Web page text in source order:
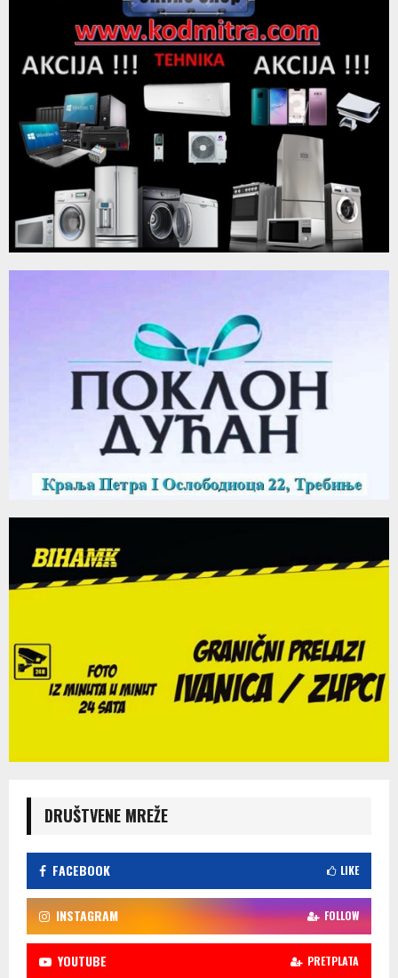
DRUŠTVENE MREŽE
FACEBOOK LIKE
INSTAGRAM FOLLOW
YOUTUBE PRETPLATA